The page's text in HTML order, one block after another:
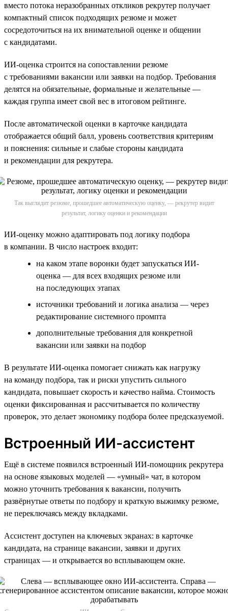
вместо потока неразобранных откликов рекрутер получает
компактный список подходящих резюме и может
сосредоточиться на их внимательной оценке и общении
с кандидатами.
ИИ-оценка строится на сопоставлении резюме
с требованиями вакансии или заявки на подбор. Требования
делятся на обязательные, формальные и желательные —
каждая группа имеет свой вес в итоговом рейтинге.
После автоматической оценки в карточке кандидата
отображается общий балл, уровень соответствия критериям
и пояснения: сильные и слабые стороны кандидата
и рекомендации для рекрутера.
Так выглядит резюме, прошедшее автоматическую оценку, — рекрутер видит
результат, логику оценки и рекомендации
ИИ-оценку можно адаптировать под логику подбора
в компании. В число настроек входит:
на каком этапе воронки будет запускаться ИИ-
оценка — для всех входящих резюме или
на последующих этапах
источники требований и логика анализа — через
редактирование системного промпта
дополнительные требования для конкретной
вакансии или заявки на подбор
В результате ИИ-оценка помогает снижать как нагрузку
на команду подбора, так и риски упустить сильного
кандидата, повышает скорость и качество найма. Стоимость
оценки фиксированная и рассчитывается по количеству
проверок, это делает экономику подбора более предсказуемой.
Встроенный ИИ-ассистент
Ещё в системе появился встроенный ИИ-помощник рекрутера
на основе языковых моделей — «умный» чат, в котором
можно уточнить требования к вакансии, получить
развёрнутые ответы по подбору и краткую выжимку резюме,
не переключаясь между вкладками.
Ассистент доступен на ключевых экранах: в карточке
кандидата, на странице вакансии, заявки и других
страницах — и открывается во всплывающем окне.